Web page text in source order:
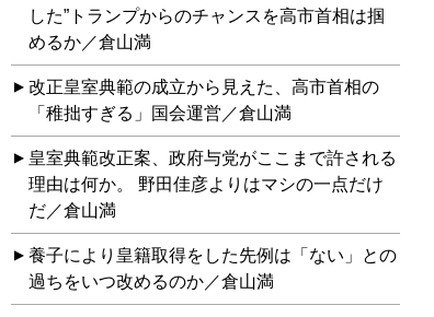
した”トランプからのチャンスを高市首相は掴
めるか／倉山満
改正皇室典範の成立から見えた、高市首相の
「稚拙すぎる」国会運営／倉山満
皇室典範改正案、政府与党がここまで許される
理由は何か。 野田佳彦よりはマシの一点だけ
だ／倉山満
養子により皇籍取得をした先例は「ない」との
過ちをいつ改めるのか／倉山満